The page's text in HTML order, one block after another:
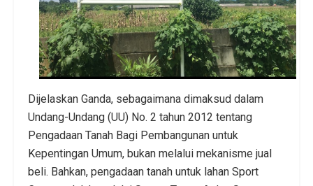
Dijelaskan Ganda, sebagaimana dimaksud dalam
Undang-Undang (UU) No. 2 tahun 2012 tentang
Pengadaan Tanah Bagi Pembangunan untuk
Kepentingan Umum, bukan melalui mekanisme jual
beli. Bahkan, pengadaan tanah untuk lahan Sport